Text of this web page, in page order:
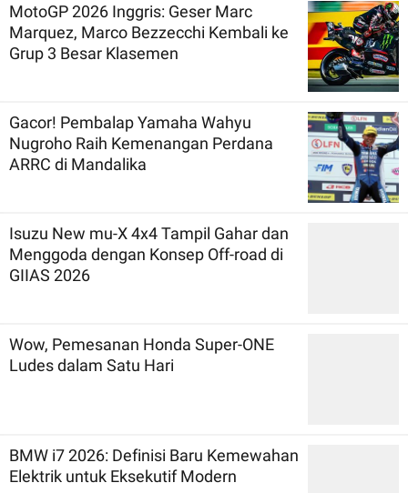
MotoGP 2026 Inggris: Geser Marc
Marquez, Marco Bezzecchi Kembali ke
Grup 3 Besar Klasemen
Gacor! Pembalap Yamaha Wahyu
Nugroho Raih Kemenangan Perdana
ARRC di Mandalika
Isuzu New mu-X 4x4 Tampil Gahar dan
Menggoda dengan Konsep Off-road di
GIIAS 2026
Wow, Pemesanan Honda Super-ONE
Ludes dalam Satu Hari
BMW i7 2026: Definisi Baru Kemewahan
Elektrik untuk Eksekutif Modern